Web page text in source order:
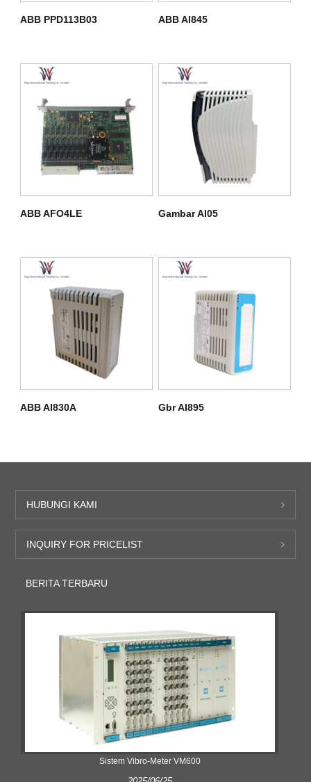
ABB PPD113B03 ABB AI845
ABB AFO4LE Gambar AI05
ABB AI830A Gbr AI895
HUBUNGI KAMI
INQUIRY FOR PRICELIST
BERITA TERBARU
Sistem Vibro-Meter VM600